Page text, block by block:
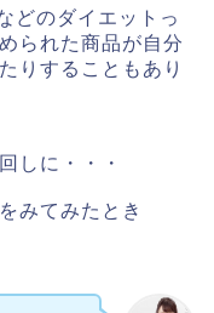
どのダイエットっ
られた商品が自分
りすることもあり
しに・・・
みてみたとき